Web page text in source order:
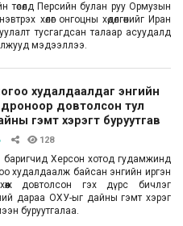
төсөлд Персийн булан руу Ормузын
хөлөг онгоцны хөдөлгөөнийг Иран
тусгагдсан талаар асуудалд
мэдээллээ.
худалдаалдаг энгийн
дроноор довтолсон тул
гэмт хэрэгт буруутгав
128
баригчид Херсон хотод гудамжинд
худалдаалж байсан энгийн иргэн
довтолсон гэх дүрс бичлэг
дараа ОХУ-ыг дайны гэмт хэрэг
буруутгалаа.